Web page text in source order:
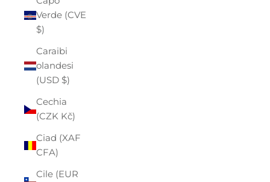
Verde (CVE
$)
Caraibi
olandesi
(USD $)
Cechia
(CZK Kč)
Ciad (XAF
CFA)
Cile (EUR